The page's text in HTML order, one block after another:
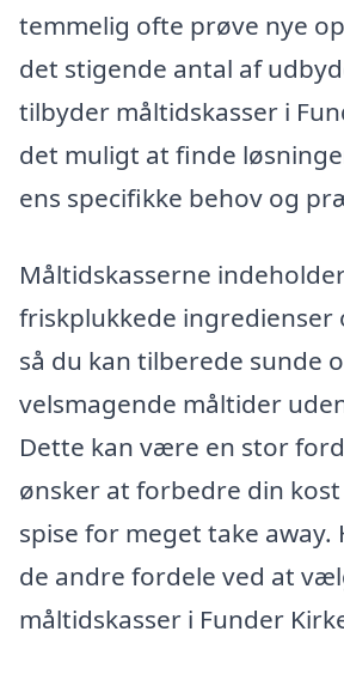
temmelig ofte prøve nye
det stigende antal af
tilbyder måltidskasser i
det muligt at finde
ens specifikke behov og
Måltidskasserne
friskplukkede ingredienser
så du kan tilberede sunde
velsmagende måltider
Dette kan være en stor
ønsker at forbedre din
spise for meget take away.
de andre fordele ved at
måltidskasser i Funder